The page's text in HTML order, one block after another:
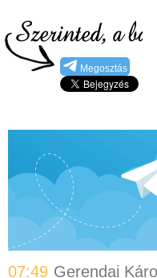
Megosztás
07:49 Gerendai